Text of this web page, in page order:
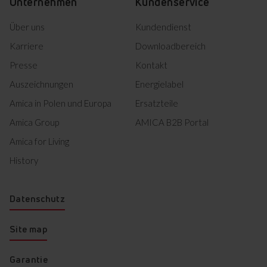
Über uns
Karriere
Presse
Auszeichnungen
Amica in Polen und Europa
Amica Group
Amica for Living
History
Kundendienst
Downloadbereich
Kontakt
Energielabel
Ersatzteile
AMICA B2B Portal
Datenschutz
Site map
Garantie